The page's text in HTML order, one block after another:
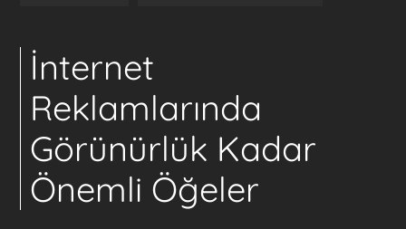
İnternet
Reklamlarında
Görünürlük Kadar
Önemli Öğeler